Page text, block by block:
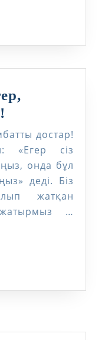
әріптестер,
қымбатты
достар!
достар!
«Егер сіз
онда бұл
деді. Біз
жатқан
…